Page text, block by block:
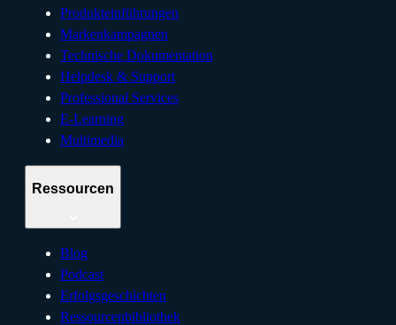
Produkteinführungen
Markenkampagnen
Technische Dokumentation
Helpdesk & Support
Professional Services
E-Learning
Multimedia
Ressourcen
Blog
Podcast
Erfolgsgeschichten
Ressourcenbibliothek